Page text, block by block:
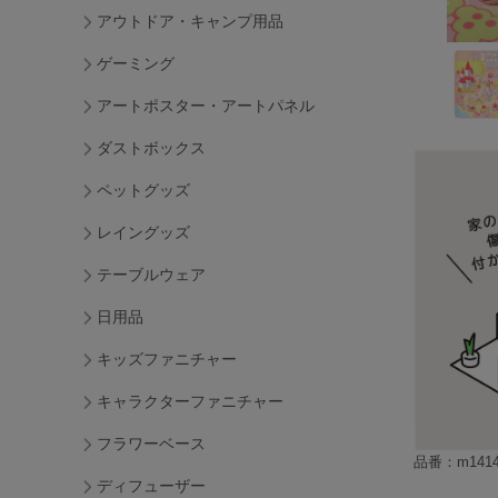
品番：
アウトドア・キャンプ用品
ゲーミング
アートポスター・アートパネル
ダストボックス
ペットグッズ
レイングッズ
テーブルウェア
日用品
キッズファニチャー
キャラクターファニチャー
フラワーベース
ディフューザー